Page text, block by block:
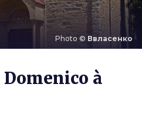
Photo © Ввласенко
à